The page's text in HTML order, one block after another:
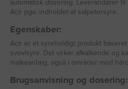
automatisk dosering. Leverandører
Acir pga. indholdet af salpetersyre.
Egenskaber:
Acir er et syreholdigt produkt
svovlsyre. Det virker afkalkende og
malkeanlæg, også i områder med
Brugsanvisning og dosering: